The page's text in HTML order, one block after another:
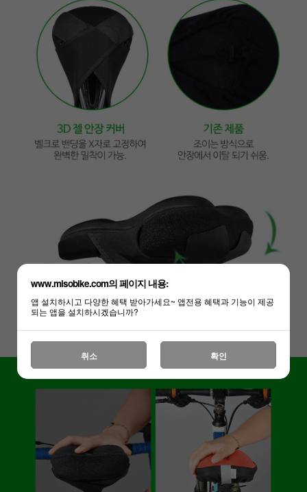
www.misobike.com의 페이지 내용:
앱 설치하시고 다양한 혜택 받아가세요~ 앱전용 혜택과 기능이 제공
되는 앱을 설치하시겠습니까?
취소 확인